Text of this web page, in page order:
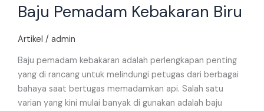
Baju Pemadam Kebakaran Biru
Artikel / admin
Baju pemadam kebakaran adalah perlengkapan penting
yang di rancang untuk melindungi petugas dari berbagai
bahaya saat bertugas memadamkan api. Salah satu
varian yang kini mulai banyak di gunakan adalah baju
Pemadam
Kebakaran
Biru